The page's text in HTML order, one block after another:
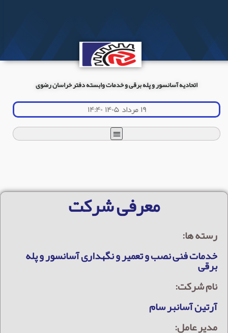
اتحادیه آسانسور و پله برقی و خدمات وابسته دفتر خراسان رضوی
۱۹ مرداد ۱۴۰۵ ۱۴:۴۰
معرفی شرکت
رسته ها:
خدمات فنی نصب و تعمیر و نگهداری آسانسور و پله
برقی
نام شرکت:
آرتین آسانبر سام
مدیر عامل: